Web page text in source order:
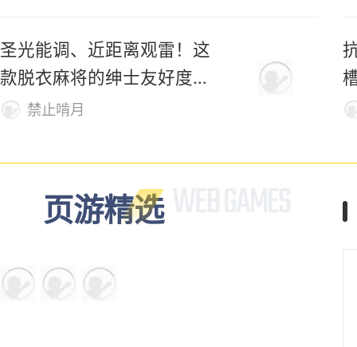
圣光能调、近距离观雷！这
款脱衣麻将的绅士友好度拉
满了禁止啃月
页游精选